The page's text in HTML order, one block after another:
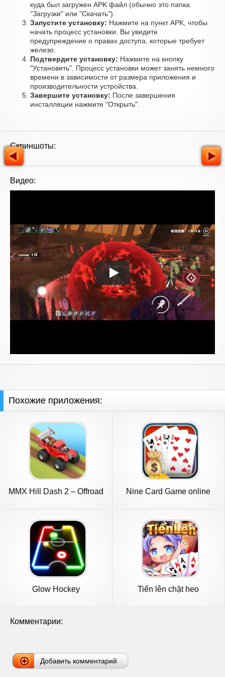
куда был загружен APK файл (обычно это папка
"Загрузки" или "Скачать").
Запустите установку: Нажмите на пункт APK, чтобы
начать процесс установки. Вы увидите
предупреждение о правах доступа, которые требует
железо.
Подтвердите установку: Нажмите на кнопку
"Установить". Процесс установки может занять немного
времени в зависимости от размера приложения и
производительности устройства.
Завершите установку: После завершения
инсталляции нажмите "Открыть".
Скриншоты:
Видео:
Похожие приложения:
MMX Hill Dash 2 – Offroad
Nine Card Game online
Glow Hockey
Tiến lên chặt heo
Комментарии:
Добавить комментарий